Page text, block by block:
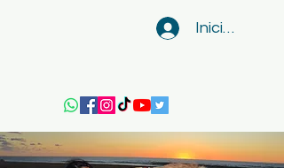
Iniciar sesión